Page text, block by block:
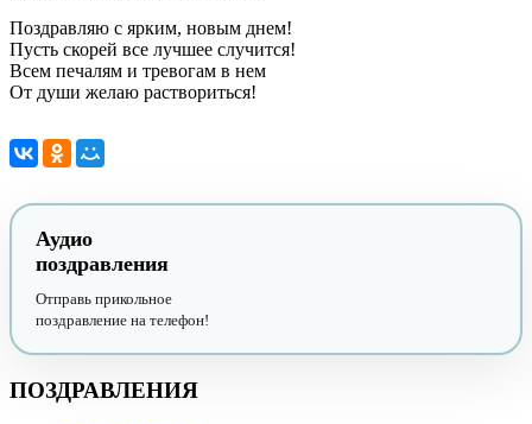
Поздравляю с ярким, новым днем!
Пусть скорей все лучшее случится!
Всем печалям и тревогам в нем
От души желаю раствориться!
Аудио
поздравления
Отправь прикольное
поздравление на телефон!
ПОЗДРАВЛЕНИЯ